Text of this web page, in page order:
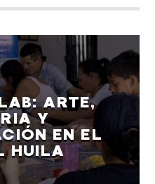
ARTE,
Y
EN EL
HUILA